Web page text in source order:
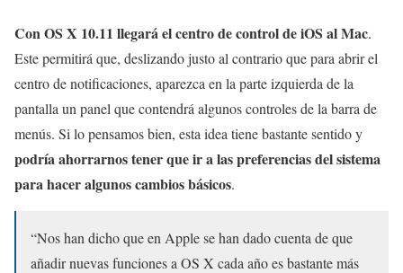
Con OS X 10.11 llegará el centro de control de iOS al Mac.
Este permitirá que, deslizando justo al contrario que para abrir el
centro de notificaciones, aparezca en la parte izquierda de la
pantalla un panel que contendrá algunos controles de la barra de
menús. Si lo pensamos bien, esta idea tiene bastante sentido y
podría ahorrarnos tener que ir a las preferencias del sistema
para hacer algunos cambios básicos.
“Nos han dicho que en Apple se han dado cuenta de que
añadir nuevas funciones a OS X cada año es bastante más